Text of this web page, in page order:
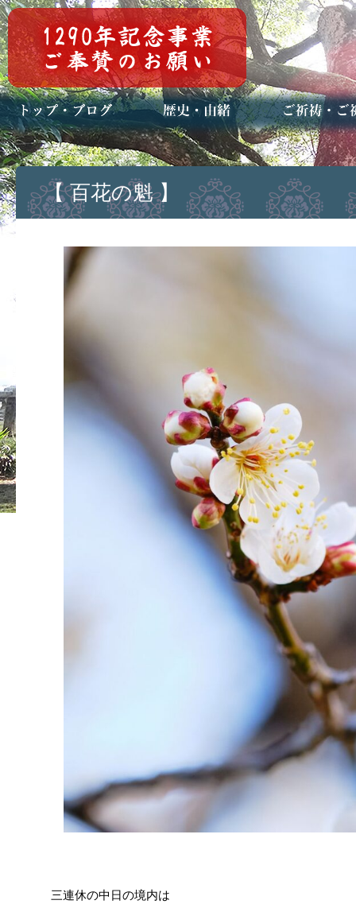
トップページ
ブログ(日々八百万)
お知らせ一覧 歴史・ご祭神
年中行事
メディア掲載 ご祈祷・ご祈
安産祈願
初宮参り
七五三詣
長寿のお祝い
神前結婚式
厄祓い・方位
車のお祓い
地鎮祭
神葬祭（神式
【 百花の魁 】
三連休の中日の境内は